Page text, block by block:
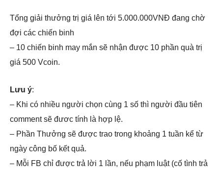
Tổng giải thưởng trị giá lên tới 5.000.000VNĐ đang chờ
đợi các chiến binh
– 10 chiến binh may mắn sẽ nhận được 10 phần quà trị
giá 500 Vcoin.
Lưu ý:
– Khi có nhiều người chọn cùng 1 số thì người đầu tiên
comment sẽ đươc tính là hợp lệ.
– Phần Thưởng sẽ được trao trong khoảng 1 tuần kể từ
ngày công bố kết quả.
– Mỗi FB chỉ được trả lời 1 lần, nếu phạm luật (cố tình trả